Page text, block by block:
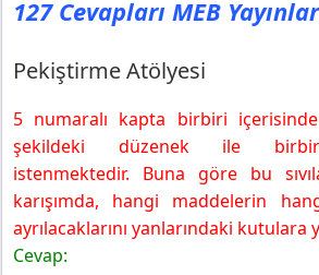
127 Cevapları MEB
Pekiştirme Atölyesi
5 numaralı kapta birbiri içerisinde
şekildeki düzenek ile
istenmektedir. Buna göre bu
karışımda, hangi maddelerin
ayrılacaklarını yanlarındaki kutulara
Cevap: